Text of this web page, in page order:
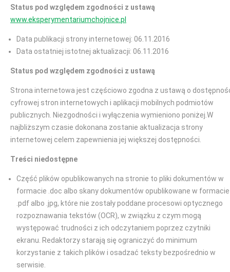
Status pod względem zgodności z ustawą
www.eksperymentariumchojnice.pl
Data publikacji strony internetowej: 06.11.2016
Data ostatniej istotnej aktualizacji: 06.11.2016
Status pod względem zgodności z ustawą
Strona internetowa jest częściowo zgodna z ustawą o
cyfrowej stron internetowych i aplikacji mobilnych podmiotów
publicznych. Niezgodności i wyłączenia wymieniono poniżej.W
najbliższym czasie dokonana zostanie aktualizacja strony
internetowej celem zapewnienia jej większej dostępności.
Treści niedostępne
Część plików opublikowanych na stronie to pliki dokumentów w
formacie .doc albo skany dokumentów opublikowane w formacie
.pdf albo .jpg, które nie zostały poddane procesowi optycznego
rozpoznawania tekstów (OCR), w związku z czym mogą
występować trudności z ich odczytaniem poprzez czytniki
ekranu. Redaktorzy starają się ograniczyć do minimum
korzystanie z takich plików i osadzać teksty bezpośrednio w
serwisie.